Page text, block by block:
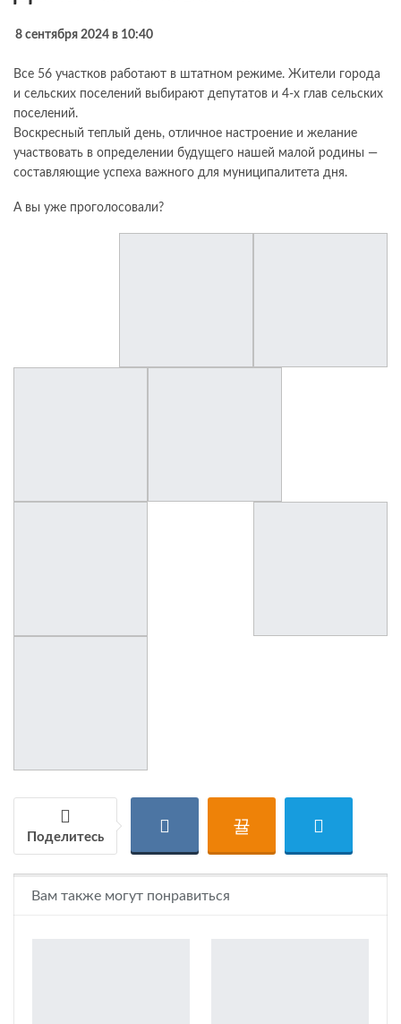
8 сентября 2024 в 10:40
Все 56 участков работают в штатном режиме. Жители города
и сельских поселений выбирают депутатов и 4-х глав сельских
поселений.
Воскресный теплый день, отличное настроение и желание
участвовать в определении будущего нашей малой родины —
составляющие успеха важного для муниципалитета дня.
А вы уже проголосовали?
Поделитесь
Вам также могут понравиться